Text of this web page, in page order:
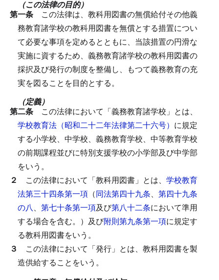
（この法律の目的）
第一条 この法律は、教科用図書の無償給付その他義
務教育諸学校の教科用図書を無償とする措置につい
て必要な事項を定めるとともに、当該措置の円滑な
実施に資するため、義務教育諸学校の教科用図書の
採択及び発行の制度を整備し、もつて義務教育の充
実を図ることを目的とする。
（定義）
第二条 この法律において「義務教育諸学校」とは、
学校教育法（昭和二十二年法律第二十六号） に規定
する小学校、中学校、義務教育学校、中等教育学校
の前期課程並びに特別支援学校の小学部及び中学部
をいう。
２ この法律において「教科用図書」とは、 学校教育
法第三十四条第一項 （同法第四十九条、 第四十九条
の八、 第七十条第一項及び第八十二条において準用
する場合を含む。）及び附則第九条第一項に規定す
る教科用図書をいう。
３ この法律において「発行」とは、教科用図書を製
造供給することをいう。